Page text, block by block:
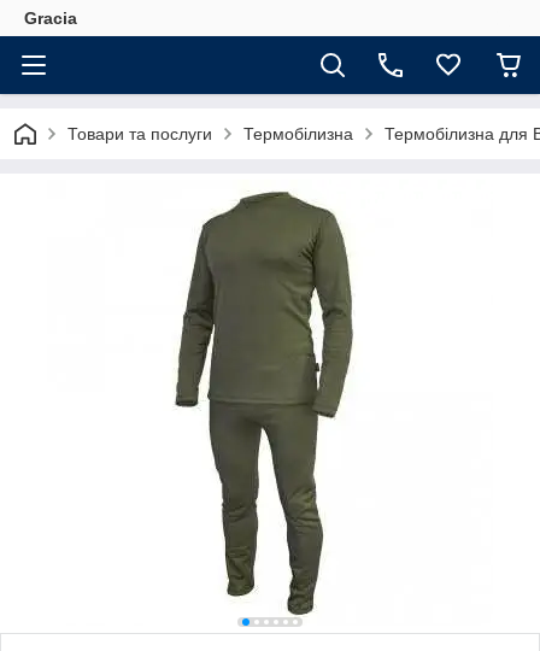
Gracia
Товари та послуги Термобілизна Термобілизна для